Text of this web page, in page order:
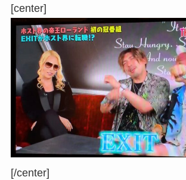
[center]
[/center]